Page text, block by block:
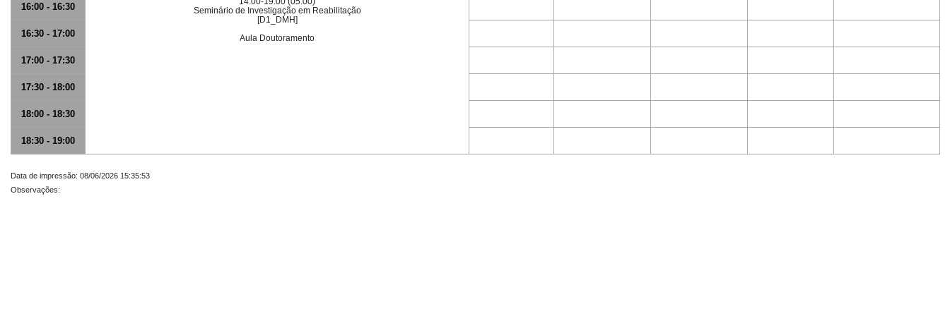
Seminário de Investigação em Reabilitação
[D1_DMH]
Aula Doutoramento
16:00 - 16:30
16:30 - 17:00
17:00 - 17:30
17:30 - 18:00
18:00 - 18:30
18:30 - 19:00
Data de impressão: 08/06/2026 15:35:53
Observações: